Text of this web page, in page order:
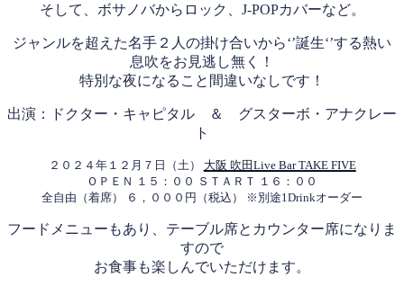
そして、ボサノバからロック、J-POPカバーなど。
ジャンルを超えた名手２人の掛け合いから‘’誕生‘’する熱い
息吹をお見逃し無く！
特別な夜になること間違いなしです！
出演：ドクター・キャピタル ＆ グスターボ・アナクレー
ト
２０２４年１２月７日（土） 大阪 吹田Live Bar TAKE FIVE
ＯＰＥＮ １５：００ ＳＴＡＲＴ １６：００
全自由（着席） ６，０００円（税込） ※別途1Drinkオーダー
フードメニューもあり、テーブル席とカウンター席になりま
すので
お食事も楽しんでいただけます。